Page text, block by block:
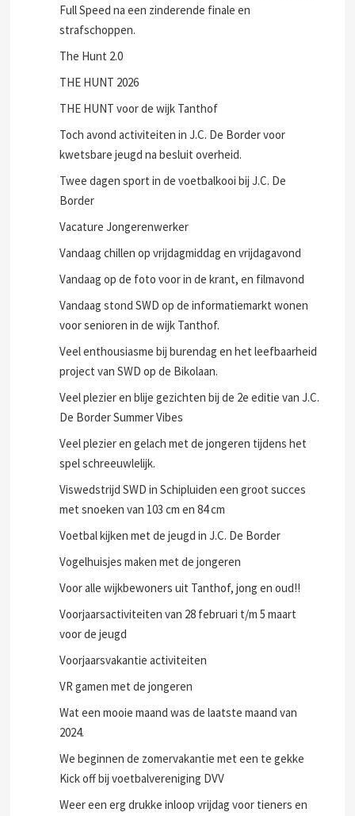
Full Speed na een zinderende finale en
strafschoppen.
The Hunt 2.0
THE HUNT 2026
THE HUNT voor de wijk Tanthof
Toch avond activiteiten in J.C. De Border voor
kwetsbare jeugd na besluit overheid.
Twee dagen sport in de voetbalkooi bij J.C. De
Border
Vacature Jongerenwerker
Vandaag chillen op vrijdagmiddag en vrijdagavond
Vandaag op de foto voor in de krant, en filmavond
Vandaag stond SWD op de informatiemarkt wonen
voor senioren in de wijk Tanthof.
Veel enthousiasme bij burendag en het leefbaarheid
project van SWD op de Bikolaan.
Veel plezier en blije gezichten bij de 2e editie van J.C.
De Border Summer Vibes
Veel plezier en gelach met de jongeren tijdens het
spel schreeuwlelijk.
Viswedstrijd SWD in Schipluiden een groot succes
met snoeken van 103 cm en 84 cm
Voetbal kijken met de jeugd in J.C. De Border
Vogelhuisjes maken met de jongeren
Voor alle wijkbewoners uit Tanthof, jong en oud!!
Voorjaarsactiviteiten van 28 februari t/m 5 maart
voor de jeugd
Voorjaarsvakantie activiteiten
VR gamen met de jongeren
Wat een mooie maand was de laatste maand van
2024.
We beginnen de zomervakantie met een te gekke
Kick off bij voetbalvereniging DVV
Weer een erg drukke inloop vrijdag voor tieners en